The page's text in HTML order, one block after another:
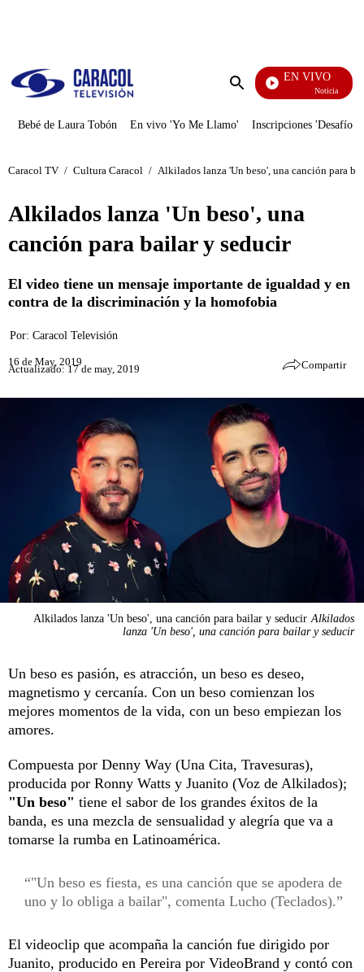
Enviar
EN VIVO
Noticias Caracol
Bebé de Laura Tobón En vivo 'Yo Me Llamo' Inscripciones 'Desafío'
Caracol TV / Cultura Caracol / Alkilados lanza 'Un beso', una canción para
Alkilados lanza 'Un beso', una
canción para bailar y seducir
El video tiene un mensaje importante de igualdad y en
contra de la discriminación y la homofobia
Por: Caracol Televisión
16 de May, 2019
Actualizado: 17 de may, 2019 Compartir
Alkilados lanza 'Un beso', una canción para bailar y seducir Alkilados
lanza 'Un beso', una canción para bailar y seducir
Un beso es pasión, es atracción, un beso es deseo,
magnetismo y cercanía. Con un beso comienzan los
mejores momentos de la vida, con un beso empiezan los
amores.
Compuesta por Denny Way (Una Cita, Travesuras),
producida por Ronny Watts y Juanito (Voz de Alkilados);
"Un beso" tiene el sabor de los grandes éxitos de la
banda, es una mezcla de sensualidad y alegría que va a
tomarse la rumba en Latinoamérica.
"Un beso es fiesta, es una canción que se apodera de
uno y lo obliga a bailar", comenta Lucho (Teclados).
El videoclip que acompaña la canción fue dirigido por
Juanito, producido en Pereira por VideoBrand y contó con